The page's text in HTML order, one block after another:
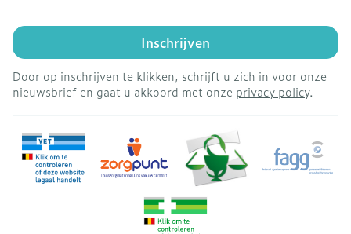
Inschrijven
Door op inschrijven te klikken, schrijft u zich in voor onze
nieuwsbrief en gaat u akkoord met onze privacy policy.